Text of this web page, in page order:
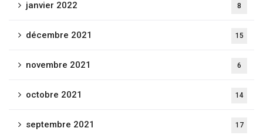
janvier 2022 8
décembre 2021 15
novembre 2021 6
octobre 2021 14
septembre 2021 17